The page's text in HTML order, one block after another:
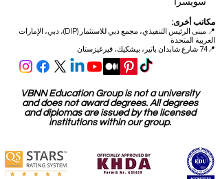
مكاتب أخرى:
📍
مبنى الرئيس التنفيذي، مجمع دبي للاستثمار (DIP)، دبي، الإمارات
العربية المتحدة
📍74 شارع شابدان باتير، بيشكيك، قيرغيزستان
VBNN Education Group is not a university
and does not award degrees. All degrees
and diplomas are issued by the licensed
institutions within our group.